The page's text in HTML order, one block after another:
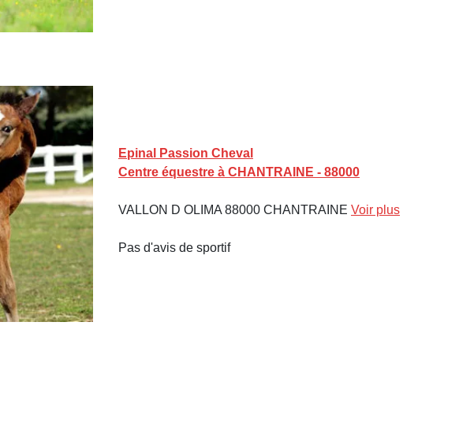
Epinal Passion Cheval
Centre équestre à CHANTRAINE - 88000
VALLON D OLIMA 88000 CHANTRAINE Voir plus
Pas d'avis de sportif